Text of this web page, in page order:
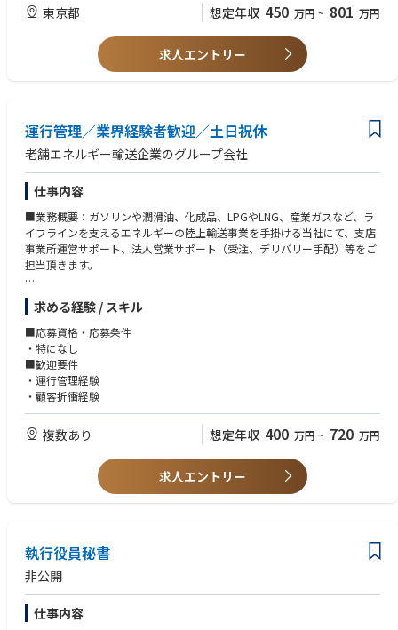
【ポジション詳細】
Amazonでは数億という膨大な商品を取り扱っており、多くのサプライヤ
ーから入荷したアイテムはフルフィルメントセンターという物流拠点に集
約され、各地のデリバリーステーション（配送拠点）を経てお客様先に届
様々な業界出身（小売・飲食、営業、製造業など）のメンバーが多く活躍
しており、メンバー一丸となってミッション達成の為取り組んでいます。
挑みがいのあるミッションに、あなたの経験を活かしてみませんか。
【業務内容】
作成された日々の計画に沿って、作業工程が計画通りに円滑に進むようサ
ポートを行います。
･社内ツールを使った生産管理業務
･チームメンバーと一緒に現場の課題に対し改善プランの策定、実行
･DSP (運送業務委託先) と協力して配送状況の把握
･安全・品質・作業効率の向上に向けたプロジェクトの立案および推進
･標準作業手順書（SOP）の作成や業務標準化の推進
*マネージャーやチームのサポートのもと上記業務を行っていただきま
す。
*デリバリーステーション内での配送を通して、物流の仕組みやマネージ
メントを学べます。
*マネージャーへのキャリアアップや社内公募による他部署への異動のチ
*勤務はシフト制となります。（夜勤有）
本ポジションの所属部門等に関する詳細は、下記リンク先をご参照くださ
・AMZL部門の紹介：https://www.amazon.co.jp/b?node=5637343051
asa
仕事内容
■特徴・魅力：
・産育休実績あり、ライフイベントに沿って柔軟な働き方が可能です！
・チーム協力体制で、長期休暇は取れます。
・書籍購入補助や資格取得支援制度はキャリアアップをバックアップしま
す。
東京都 想定年収 450 万円 ~ 801 万円
求人エントリー
運行管理／業界経験者歓迎／土日祝休
老舗エネルギー輸送企業のグループ会社
仕事内容
■業務概要：ガソリンや潤滑油、化成品、LPGやLNG、産業ガスなど、ラ
イフラインを支えるエネルギーの陸上輸送事業を手掛ける当社にて、支店
事業所運営サポート、法人営業サポート（受注、デリバリー手配）等をご
担当頂きます。
■業務詳細：
・支店、事業所の運営サポート
・運行車両の管理、乗務員労働時間の管理
・石油元売り、燃料商社、化学品メーカー等の顧客へ定期訪問し、情報収
集を通じたニーズの把握と提案
さらに仕事に慣れてきたら、
・事業所の収支分析、予算進捗管理
～面接での対話を通じて業務内容、勤務地などをご相談いただけます～
各拠点において2~3名の採用を予定しております。
【変更の範囲：会社の定める業務】
求める経験 / スキル
■応募資格・応募条件
・特になし
■歓迎要件
・運行管理経験
・顧客折衝経験
複数あり 想定年収 400 万円 ~ 720 万円
求人エントリー
執行役員秘書
非公開
仕事内容